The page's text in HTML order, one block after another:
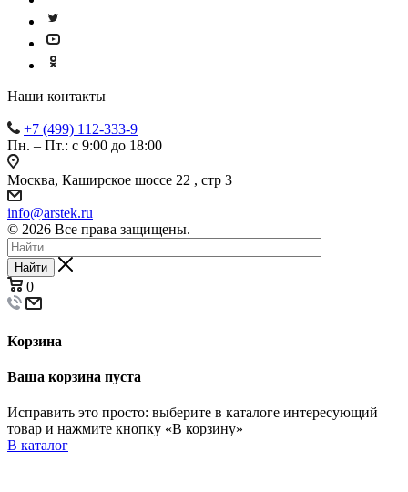
Наши контакты
+7 (499) 112-333-9
Пн. – Пт.: с 9:00 до 18:00
Москва, Каширское шоссе 22 , стр 3
info@arstek.ru
© 2026 Все права защищены.
Найти
0
Корзина
Ваша корзина пуста
Исправить это просто: выберите в каталоге интересующий
товар и нажмите кнопку «В корзину»
В каталог